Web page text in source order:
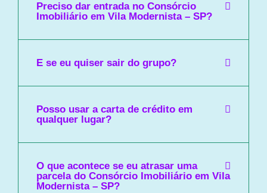
Preciso dar entrada no Consórcio
Imobiliário em Vila Modernista – SP?
E se eu quiser sair do grupo?
Posso usar a carta de crédito em
qualquer lugar?
O que acontece se eu atrasar uma
parcela do Consórcio Imobiliário em Vila
Modernista – SP?